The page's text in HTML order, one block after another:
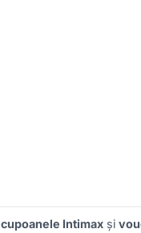
cupoanele Intimax și